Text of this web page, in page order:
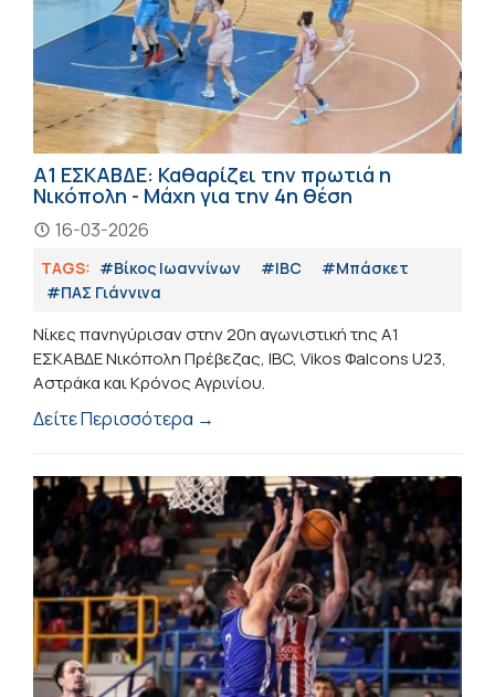
Α1 ΕΣΚΑΒΔΕ: Καθαρίζει την πρωτιά η
Νικόπολη - Μάχη για την 4η θέση
16-03-2026
TAGS: #Βίκος Ιωαννίνων #IBC
#Μπάσκετ
#ΠΑΣ Γιάννινα
Νίκες πανηγύρισαν στην 20η αγωνιστική της Α1
ΕΣΚΑΒΔΕ Νικόπολη Πρέβεζας, IBC, Vikos Φalcons U23,
Αστράκα και Κρόνος Αγρινίου.
Δείτε Περισσότερα →